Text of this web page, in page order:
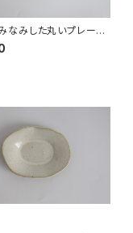
なみした丸いプレート
飴色/光沢/黒/点模様/
)